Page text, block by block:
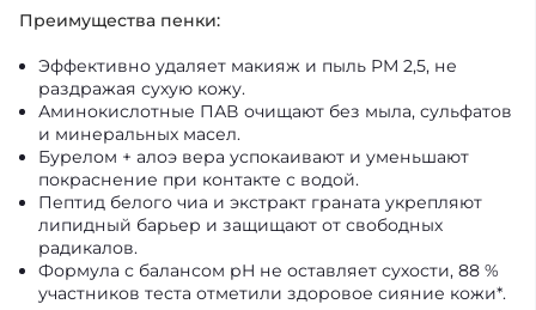
Преимущества пенки:
Эффективно удаляет макияж и пыль PM 2,5, не
раздражая сухую кожу.
Аминокислотные ПАВ очищают без мыла, сульфатов
и минеральных масел.
Бурелом + алоэ вера успокаивают и уменьшают
покраснение при контакте с водой.
Пептид белого чиа и экстракт граната укрепляют
липидный барьер и защищают от свободных
радикалов.
Формула с балансом pH не оставляет сухости, 88 %
участников теста отметили здоровое сияние кожи*.